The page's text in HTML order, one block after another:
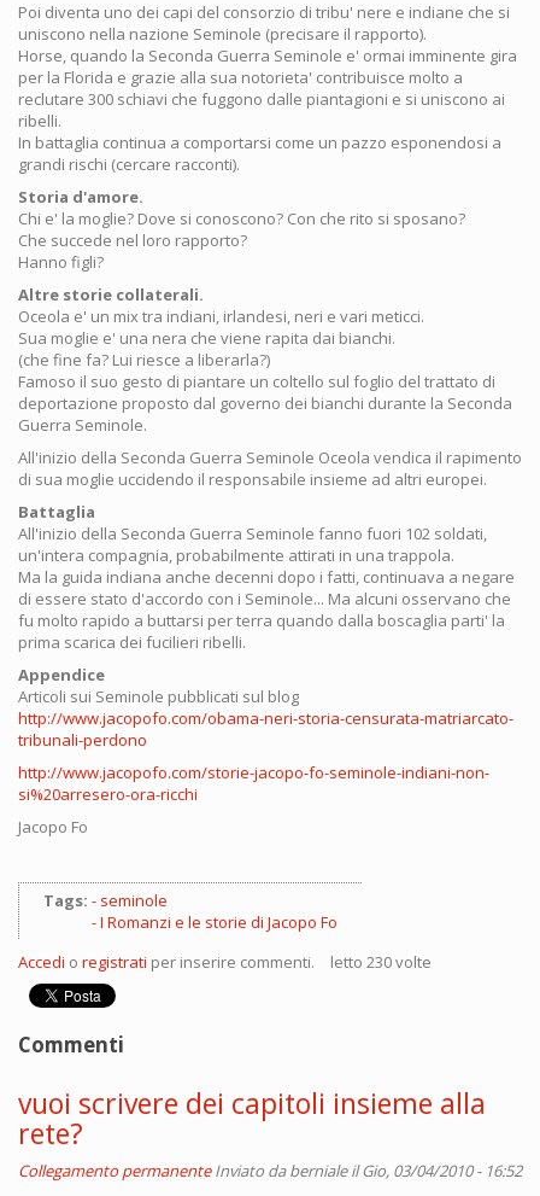
Poi diventa uno dei capi del consorzio di tribu' nere e indiane che si
uniscono nella nazione Seminole (precisare il rapporto).
Horse, quando la Seconda Guerra Seminole e' ormai imminente gira
per la Florida e grazie alla sua notorieta' contribuisce molto a
reclutare 300 schiavi che fuggono dalle piantagioni e si uniscono ai
ribelli.
In battaglia continua a comportarsi come un pazzo esponendosi a
grandi rischi (cercare racconti).
Storia d'amore.
Chi e' la moglie? Dove si conoscono? Con che rito si sposano?
Che succede nel loro rapporto?
Hanno figli?
Altre storie collaterali.
Oceola e' un mix tra indiani, irlandesi, neri e vari meticci.
Sua moglie e' una nera che viene rapita dai bianchi.
(che fine fa? Lui riesce a liberarla?)
Famoso il suo gesto di piantare un coltello sul foglio del trattato di
deportazione proposto dal governo dei bianchi durante la Seconda
Guerra Seminole.
All'inizio della Seconda Guerra Seminole Oceola vendica il rapimento
di sua moglie uccidendo il responsabile insieme ad altri europei.
Battaglia
All'inizio della Seconda Guerra Seminole fanno fuori 102 soldati,
un'intera compagnia, probabilmente attirati in una trappola.
Ma la guida indiana anche decenni dopo i fatti, continuava a negare
di essere stato d'accordo con i Seminole... Ma alcuni osservano che
fu molto rapido a buttarsi per terra quando dalla boscaglia parti' la
prima scarica dei fucilieri ribelli.
Appendice
Articoli sui Seminole pubblicati sul blog
http://www.jacopofo.com/obama-neri-storia-censurata-matriarcato-
tribunali-perdono
http://www.jacopofo.com/storie-jacopo-fo-seminole-indiani-non-
si%20arresero-ora-ricchi
Jacopo Fo
Tags:
seminole
I Romanzi e le storie di Jacopo Fo
Accedi o registrati per inserire commenti. letto 230 volte
Commenti
vuoi scrivere dei capitoli insieme alla
rete?
Collegamento permanente Inviato dabernialeil Gio, 03/04/2010 - 16:52